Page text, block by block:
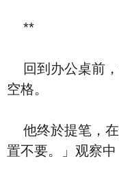
**
回到办公桌前，
空格。
他终於提笔，在
置不要。」观察中